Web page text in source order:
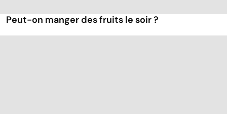
Peut-on manger des fruits le soir ?